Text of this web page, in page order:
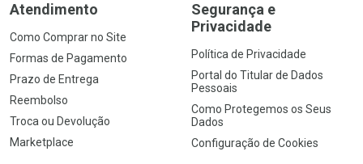
Atendimento
Como Comprar no Site
Formas de Pagamento
Prazo de Entrega
Reembolso
Troca ou Devolução
Marketplace
Segurança e
Privacidade
Política de Privacidade
Portal do Titular de Dados
Pessoais
Como Protegemos os Seus
Dados
Configuração de Cookies